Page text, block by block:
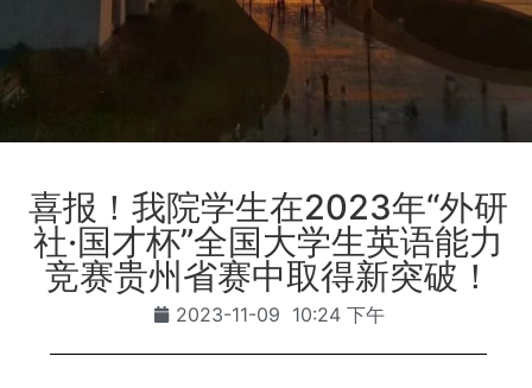
喜报！我院学生在2023年“外研
社·国才杯”全国大学生英语能力
竞赛贵州省赛中取得新突破！
2023-11-09 10:24 下午